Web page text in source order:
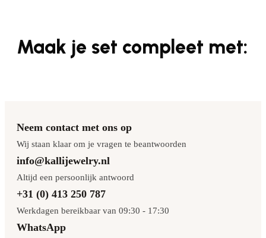
Maak je set compleet met:
Neem contact met ons op
Wij staan klaar om je vragen te beantwoorden
info@kallijewelry.nl
Altijd een persoonlijk antwoord
+31 (0) 413 250 787
Werkdagen bereikbaar van 09:30 - 17:30
WhatsApp